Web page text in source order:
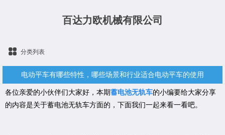
百达力欧机械有限公司
分类列表
电动平车有哪些特性，哪些场景和行业适合电动平车的使用
各位亲爱的小伙伴们大家好，本期蓄电池无轨车的小编要给大家分享
的内容是关于蓄电池无轨车方面的，下面我们一起来看一看吧。